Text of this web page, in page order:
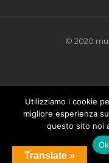
© 2020
Translate »
Utilizziamo i cookie
migliore esperienza
questo sito noi
Ok